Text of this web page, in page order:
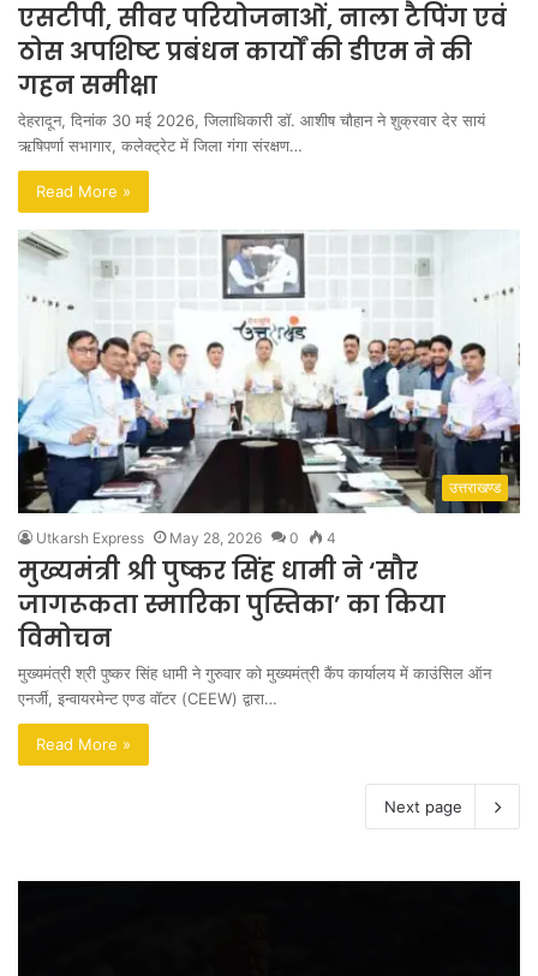
एसटीपी, सीवर परियोजनाओं, नाला टैपिंग एवं
ठोस अपशिष्ट प्रबंधन कार्यों की डीएम ने की
गहन समीक्षा
देहरादून, दिनांक 30 मई 2026, जिलाधिकारी डॉ. आशीष चौहान ने शुक्रवार देर सायं
ऋषिपर्णा सभागार, कलेक्ट्रेट में जिला गंगा संरक्षण…
Read More »
उत्तराखण्ड
Utkarsh Express May 28, 2026 0 4
मुख्यमंत्री श्री पुष्कर सिंह धामी ने ‘सौर
जागरूकता स्मारिका पुस्तिका’ का किया
विमोचन
मुख्यमंत्री श्री पुष्कर सिंह धामी ने गुरुवार को मुख्यमंत्री कैंप कार्यालय में काउंसिल ऑन
एनर्जी, इन्वायरमेन्ट एण्ड वॉटर (CEEW) द्वारा…
Read More »
Next page